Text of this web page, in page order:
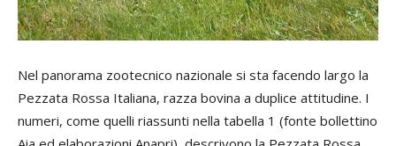
Nel panorama zootecnico nazionale si sta facendo largo la
Pezzata Rossa Italiana, razza bovina a duplice attitudine. I
numeri, come quelli riassunti nella tabella 1 (fonte bollettino